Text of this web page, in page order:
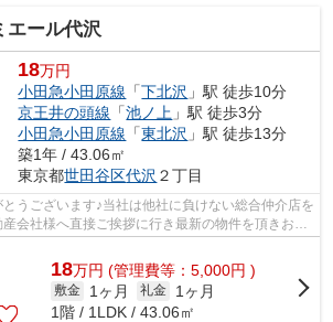
エール代沢
18万円
小田急小田原線 「下北沢 」駅 徒歩10分
京王井の頭線 「池ノ上 」駅 徒歩3分
小田急小田原線 「東北沢 」駅 徒歩13分
築1年 / 43.06㎡
東京都世田谷区代沢 ２丁目
うございます♪当社は他社に負けない総合仲介店を
会社様へ直接ご挨拶に行き最新の物件を頂きお客
18万円 (管理費等：5,000円 )
敷金 1ヶ月 礼金
1ヶ月
1階 / 1LDK / 43.06㎡